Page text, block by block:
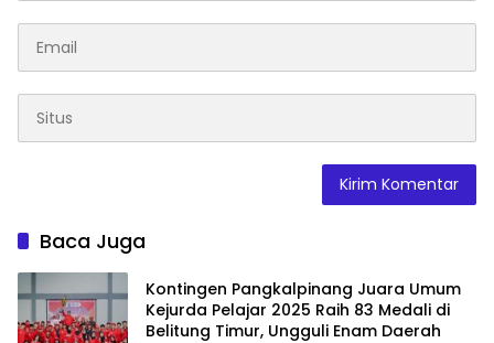
Baca Juga
Kontingen Pangkalpinang Juara Umum
Kejurda Pelajar 2025 Raih 83 Medali di
Belitung Timur, Ungguli Enam Daerah